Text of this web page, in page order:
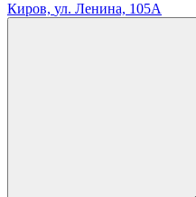
Киров, ул. Ленина, 105А